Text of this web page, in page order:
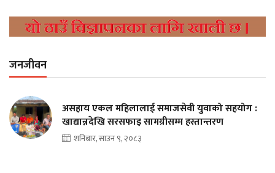
जनजीवन
असहाय एकल महिलालाई समाजसेवी युवाको सहयोग :
खाद्यान्नदेखि सरसफाइ सामग्रीसम्म हस्तान्तरण
शनिबार, साउन ९, २०८३